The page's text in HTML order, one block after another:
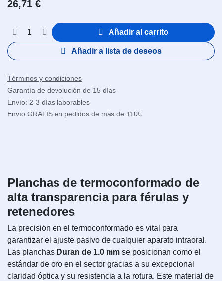
26,71 €
Añadir al carrito
Añadir a lista de deseos
Términos y condiciones
Garantía de devolución de 15 días
Envío: 2-3 días laborables
Envío GRATIS en pedidos de más de 110€
Planchas de termoconformado de
alta transparencia para férulas y
retenedores
La precisión en el termoconformado es vital para
garantizar el ajuste pasivo de cualquier aparato intraoral.
Las planchas Duran de 1.0 mm se posicionan como el
estándar de oro en el sector gracias a su excepcional
claridad óptica y su resistencia a la rotura. Este material de